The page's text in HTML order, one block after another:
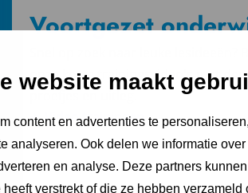
website maakt
content en advertenties te
analyseren. Ook delen we informatie
en analyse. Deze partners
verstrekt of die ze hebben
Voortgezet
onze korte trainingsvideo's met
proefjes en uitleg.
Video trainingen